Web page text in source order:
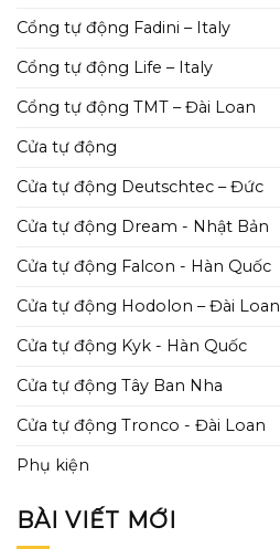
Cổng tự động Fadini – Italy
Cổng tự động Life – Italy
Cổng tự động TMT – Đài Loan
Cửa tự động
Cửa tự động Deutschtec – Đức
Cửa tự động Dream - Nhật Bản
Cửa tự động Falcon - Hàn Quốc
Cửa tự động Hodolon – Đài Loan
Cửa tự động Kyk - Hàn Quốc
Cửa tự động Tây Ban Nha
Cửa tự động Tronco - Đài Loan
Phụ kiện
BÀI VIẾT MỚI